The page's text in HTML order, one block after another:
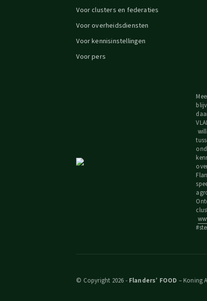
Voor clusters en federaties
Voor overheidsdiensten
Voor kennisinstellingen
Voor pers
© Copyright 2026 - Flanders’ FOOD – Koning